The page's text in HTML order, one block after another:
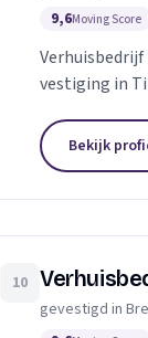
9,6Moving Score
vestiging in
Bekijk
10
gevestigd in